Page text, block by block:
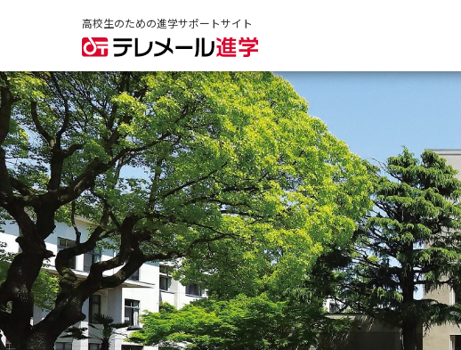
高校生のための進学サポートサイト